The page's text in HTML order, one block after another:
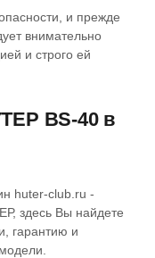
и прежде
внимательно
и строго ей
BS-40 в
huter-club.ru -
здесь Вы найдете
гарантию и